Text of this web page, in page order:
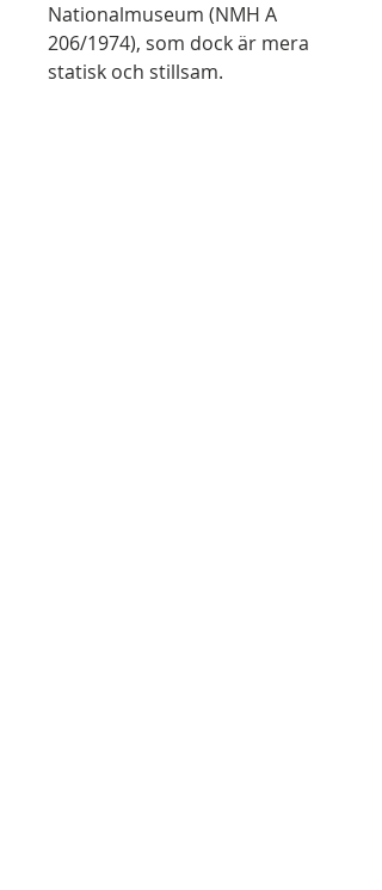
Nationalmuseum (NMH A
206/1974), som dock är mera
statisk och stillsam.